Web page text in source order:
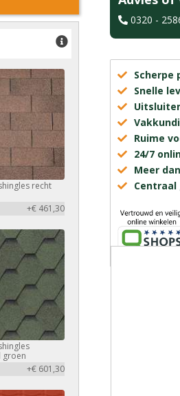
recht
+€ 461,30
groen
+€ 601,30
0320 -
Scherpe
Snelle
Ruime
24/7
Meer
Centraal